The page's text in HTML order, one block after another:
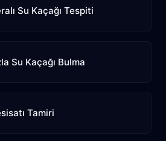
Su Kaçağı Tespiti
Su Kaçağı Bulma
Tamiri